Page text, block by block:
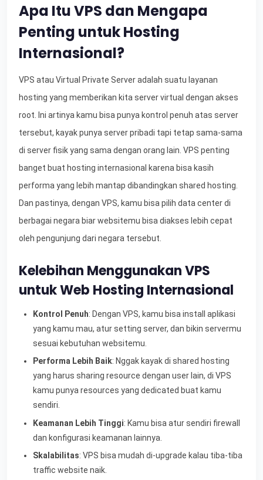
Apa Itu VPS dan Mengapa
Penting untuk Hosting
Internasional?
VPS atau Virtual Private Server adalah suatu layanan
hosting yang memberikan kita server virtual dengan akses
root. Ini artinya kamu bisa punya kontrol penuh atas server
tersebut, kayak punya server pribadi tapi tetap sama-sama
di server fisik yang sama dengan orang lain. VPS penting
banget buat hosting internasional karena bisa kasih
performa yang lebih mantap dibandingkan shared hosting.
Dan pastinya, dengan VPS, kamu bisa pilih data center di
berbagai negara biar websitemu bisa diakses lebih cepat
oleh pengunjung dari negara tersebut.
Kelebihan Menggunakan VPS
untuk Web Hosting Internasional
Kontrol Penuh: Dengan VPS, kamu bisa install aplikasi
yang kamu mau, atur setting server, dan bikin servermu
sesuai kebutuhan websitemu.
Performa Lebih Baik: Nggak kayak di shared hosting
yang harus sharing resource dengan user lain, di VPS
kamu punya resources yang dedicated buat kamu
sendiri.
Keamanan Lebih Tinggi: Kamu bisa atur sendiri firewall
dan konfigurasi keamanan lainnya.
Skalabilitas: VPS bisa mudah di-upgrade kalau tiba-tiba
traffic website naik.